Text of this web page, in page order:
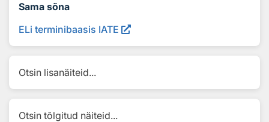
Sama sõna
ELi terminibaasis IATE
Otsin lisanäiteid...
Otsin tõlgitud näiteid...